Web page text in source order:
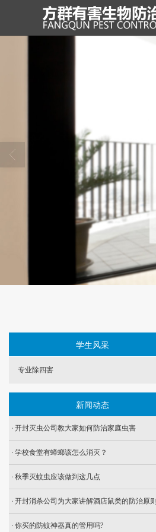
学生风采
专业除四害
新闻动态
开封灭虫公司教大家如何防治家庭虫害
学校食堂有蟑螂该怎么消灭？
秋季灭蚊虫应该做到这几点
开封消杀公司为大家讲解酒店鼠类的防治原则
你买的防蚊神器真的管用吗?